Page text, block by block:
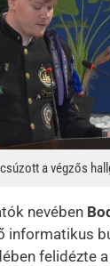
a végzős
nevében
informatikus
felidézte